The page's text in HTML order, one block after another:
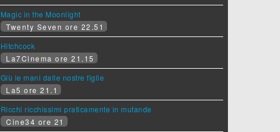
Magic in the Moonlight
Twenty Seven ore 22.51
Hitchcock
La7Cinema ore 21.15
Giù le mani dalle nostre figlie
La5 ore 21.1
Ricchi ricchissimi praticamente in mutande
Cine34 ore 21